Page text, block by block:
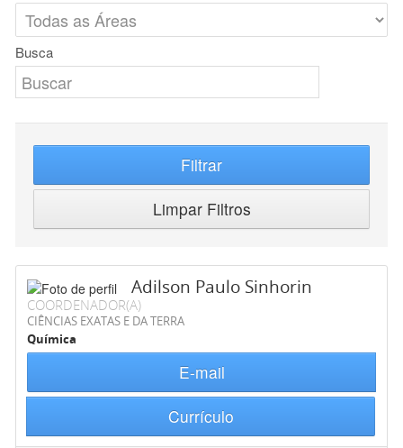
Busca
Filtrar
Limpar Filtros
Adilson Paulo Sinhorin
COORDENADOR(A)
CIÊNCIAS EXATAS E DA TERRA
Química
E-mail
Currículo